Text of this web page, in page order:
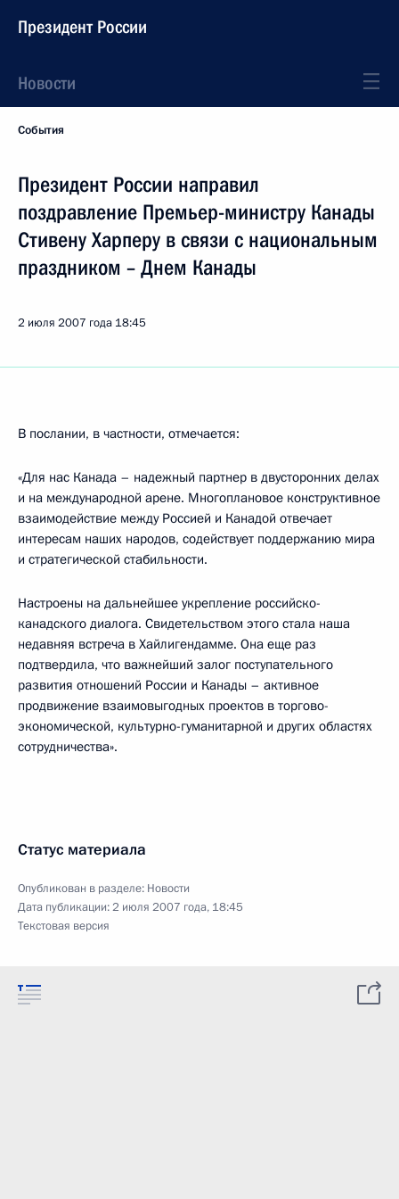
Президент России
Новости
События
Президент России направил
поздравление Премьер-министру Канады
Стивену Харперу в связи с национальным
праздником – Днем Канады
2 июля 2007 года 18:45
В послании, в частности, отмечается:
«Для нас Канада – надежный партнер в двусторонних делах
и на международной арене. Многоплановое конструктивное
взаимодействие между Россией и Канадой отвечает
интересам наших народов, содействует поддержанию мира
и стратегической стабильности.
Настроены на дальнейшее укрепление российско-
канадского диалога. Свидетельством этого стала наша
недавняя встреча в Хайлигендамме. Она еще раз
подтвердила, что важнейший залог поступательного
развития отношений России и Канады – активное
продвижение взаимовыгодных проектов в торгово-
экономической, культурно-гуманитарной и других областях
сотрудничества».
Статус материала
Опубликован в разделе: Новости
Дата публикации:2 июля 2007 года, 18:45
Текстовая версия